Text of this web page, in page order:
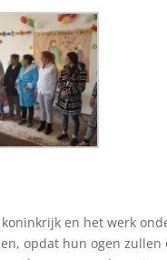
en het werk
opdat hun ogen